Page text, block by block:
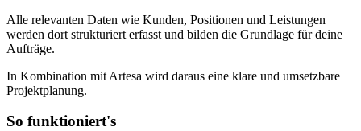
Alle relevanten Daten wie Kunden, Positionen und Leistungen
werden dort strukturiert erfasst und bilden die Grundlage für deine
Aufträge.
In Kombination mit Artesa wird daraus eine klare und umsetzbare
Projektplanung.
So funktioniert's